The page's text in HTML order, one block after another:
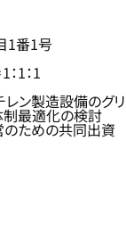
1番1号
1：1
ン製造設備のグリ
最適化の検討
ための共同出資